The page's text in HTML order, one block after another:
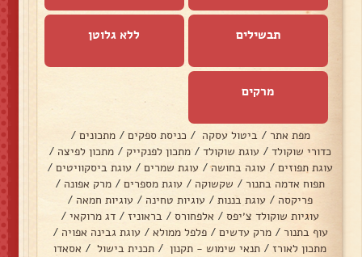
תבשילים ללא גלוטן
מרקים
מפת אתר / ביטול עסקה / כניסת ספקים / מתכונים /
כדורי שוקולד / עוגת שוקולד / מתכון לפנקייק / מתכון לפיצה /
עוגת תפוזים / עוגה בחושה / עוגת שמרים / עוגת ביסקוויטים /
תפוח אדמה בתנור / שקשוקה / עוגת מספרים / מרק אפונה /
פריקסה / עוגת בננות / עוגיות טחינה / עוגיות חמאה /
עוגיות שוקולד צ׳יפס / אלפחורס / בראוניז / דג מרוקאי /
עוף בתנור / מרק עדשים / פלפל ממולא / עוגת גבינה אפויה /
מתכון לאורז / תנאי שימוש - תקנון / תכנית בישול / אסאדו